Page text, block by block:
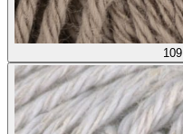
109